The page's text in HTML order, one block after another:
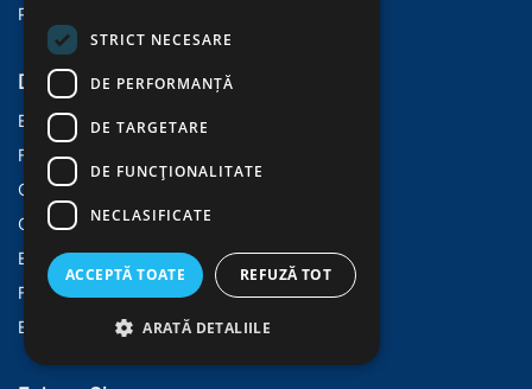
Politica Confidentialitate
Dienstleistungen
E-learning
Fundatiaethos.ro
Casaehtos.ro
Openehands.ch
Ethos.ch
Factum-magazin.ch/
Ethosimpact.net/
STRICT NECESARE
DE PERFORMANȚĂ
DE TARGETARE
DE FUNCŢIONALITATE
NECLASIFICATE
ACCEPTĂ TOATE REFUZĂ TOT
ARATĂ DETALIILE